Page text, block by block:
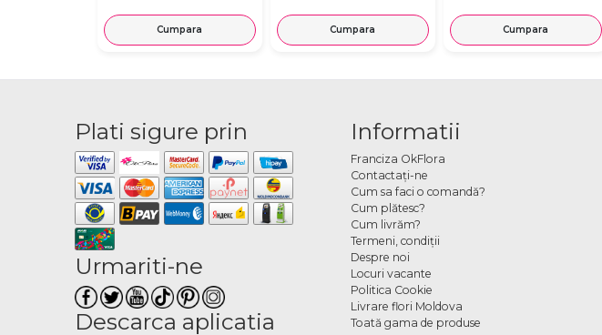
Cumpara Cumpara Cumpara
Plati sigure prin
Urmariti-ne
Descarca aplicatia
Informatii
Franciza OkFlora
Contactaţi-ne
Cum sa faci o comandă?
Cum plătesc?
Cum livrăm?
Termeni, condiţii
Despre noi
Locuri vacante
Politica Cookie
Livrare flori Moldova
Toată gama de produse